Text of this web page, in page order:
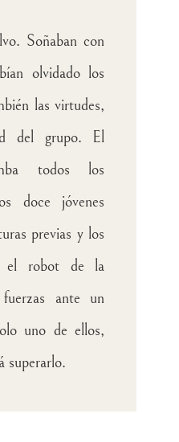
Soñaban con
olvidado los
las virtudes,
del grupo. El
todos los
doce jóvenes
previas y los
el robot de la
ante un
uno de ellos,
superarlo.